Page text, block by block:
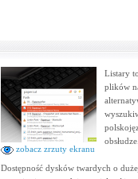
zobacz zrzuty ekranu
Listary
plików
obsłudze.
Dostępność dysków twardych o